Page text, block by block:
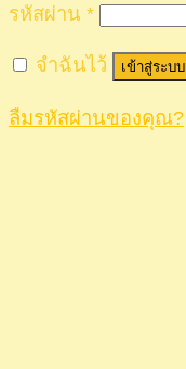
รหัสผ่าน *
จำฉันไว้ เข้าสู่ระบบ
ลืมรหัสผ่านของคุณ?